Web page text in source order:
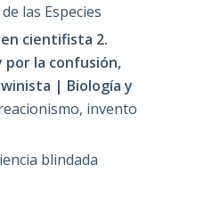
las Especies
cientifista 2.
por la confusión,
| Biología y
invento
blindada